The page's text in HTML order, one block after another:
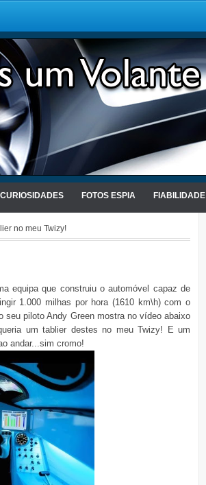
CURIOSIDADES FOTOS ESPIA FIABILIDADE
no meu Twizy!
equipa que construiu o automóvel capaz de
1.000 milhas por hora (1610 km\h) com o
seu piloto Andy Green mostra no vídeo abaixo
um tablier destes no meu Twizy! E um
andar...sim cromo!